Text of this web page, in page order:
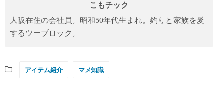
こもチック
大阪在住の会社員。昭和50年代生まれ。釣りと家族を愛
するツーブロック。
アイテム紹介 マメ知識